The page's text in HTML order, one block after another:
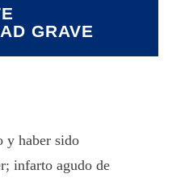
GRAVE
y haber sido
infarto agudo de